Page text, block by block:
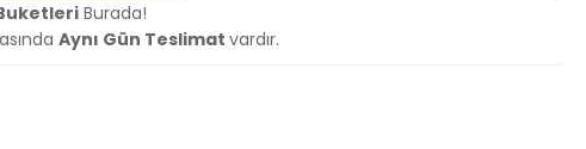
Burada!
Aynı Gün Teslimat vardır.